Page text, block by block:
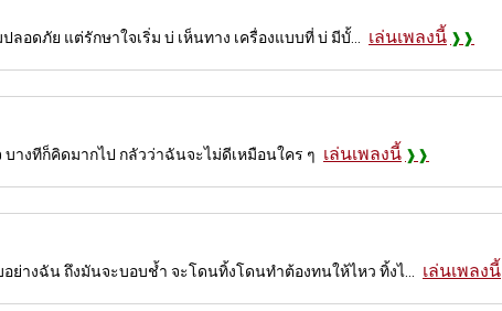
ดภัย แต่รักษาใจเริ่ม บ่ เห็นทาง เครื่องแบบที่ บ่ มีบั้... เล่นเพลงนี้
างทีก็คิดมากไป กลัวว่าฉันจะไม่ดีเหมือนใคร ๆ เล่นเพลงนี้
ย่างฉัน ถึงมันจะบอบช้ำ จะโดนทิ้งโดนทำต้องทนให้ไหว ทิ้งไ... เล่นเพลงนี้